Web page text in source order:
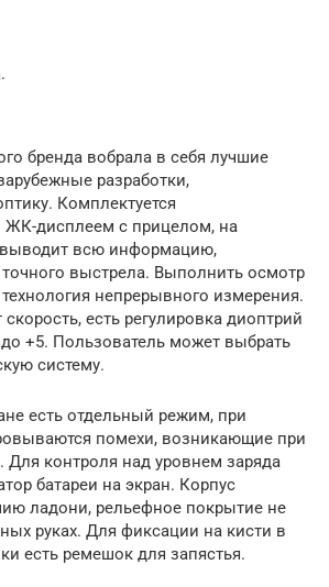
бренда вобрала в себя лучшие
разработки,
Комплектуется
ЖК-дисплеем с прицелом, на
всю информацию,
выстрела. Выполнить осмотр
непрерывного измерения.
есть регулировка диоптрий
+5. Пользователь может выбрать
систему.
есть отдельный режим, при
помехи, возникающие при
Для контроля над уровнем заряда
батареи на экран. Корпус
ладони, рельефное покрытие не
руках. Для фиксации на кисти в
есть ремешок для запястья.